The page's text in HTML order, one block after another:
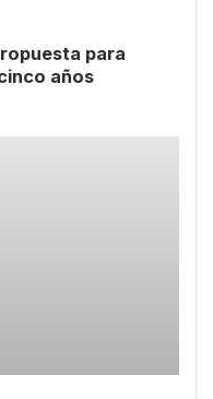
para
años